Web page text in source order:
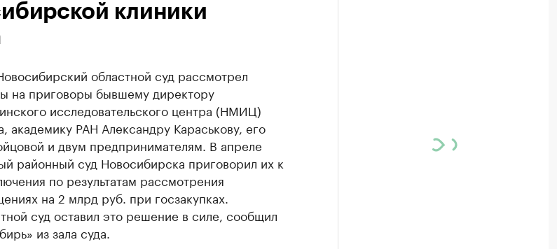
клиники
областной суд рассмотрел
на приговоры бывшему директору
исследовательского центра (НМИЦ)
РАН Александру Караськову, его
и двум предпринимателям. В апреле
районный суд Новосибирска приговорил их к
по результатам рассмотрения
на 2 млрд руб. при госзакупках.
суд оставил это решение в силе, сообщил
из зала суда.